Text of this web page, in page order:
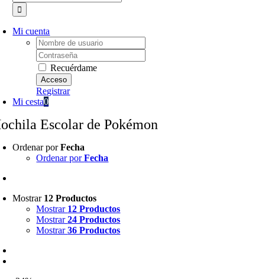
Mi cuenta
Username:
Password:
Recuérdame
Registrar
Mi cesta0
Escolar de Pokémon
Ordenar porFecha
Ordenar porFecha
Mostrar 12 Productos
Mostrar 12 Productos
Mostrar24 Productos
Mostrar36 Productos